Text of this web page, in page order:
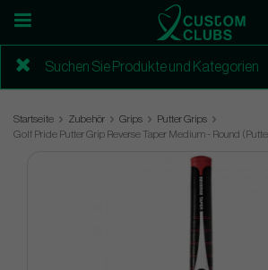
Startseite Zubehör Grips
Putter Grips
Golf Pride Putter Grip Reverse Taper Medium - Round